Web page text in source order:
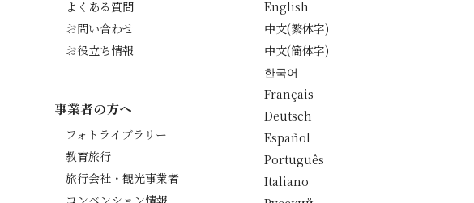
よくある質問
お問い合わせ
お役立ち情報
事業者の方へ
フォトライブラリー
教育旅行
旅行会社・観光事業者
コンベンション情報
English
中文(繁体字)
中文(簡体字)
한국어
Français
Deutsch
Español
Português
Italiano